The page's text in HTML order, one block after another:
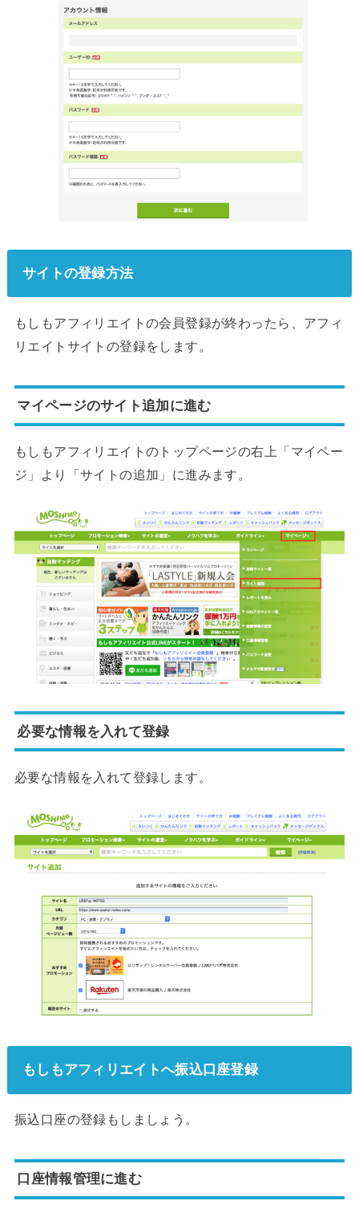
サイトの登録方法
もしもアフィリエイトの会員登録が終わったら、アフィ
リエイトサイトの登録をします。
マイページのサイト追加に進む
もしもアフィリエイトのトップページの右上「マイペー
ジ」より「サイトの追加」に進みます。
必要な情報を入れて登録
必要な情報を入れて登録します。
もしもアフィリエイトへ振込口座登録
振込口座の登録もしましょう。
口座情報管理に進む